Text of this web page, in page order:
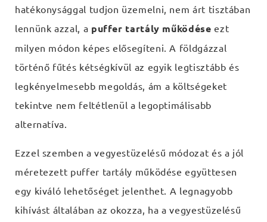
hatékonysággal tudjon üzemelni, nem árt tisztában
lennünk azzal, a puffer tartály működése ezt
milyen módon képes elősegíteni. A földgázzal
történő fűtés kétségkívül az egyik legtisztább és
legkényelmesebb megoldás, ám a költségeket
tekintve nem feltétlenül a legoptimálisabb
alternatíva.
Ezzel szemben a vegyestüzelésű módozat és a jól
méretezett puffer tartály működése együttesen
egy kiváló lehetőséget jelenthet. A legnagyobb
kihívást általában az okozza, ha a vegyestüzelésű